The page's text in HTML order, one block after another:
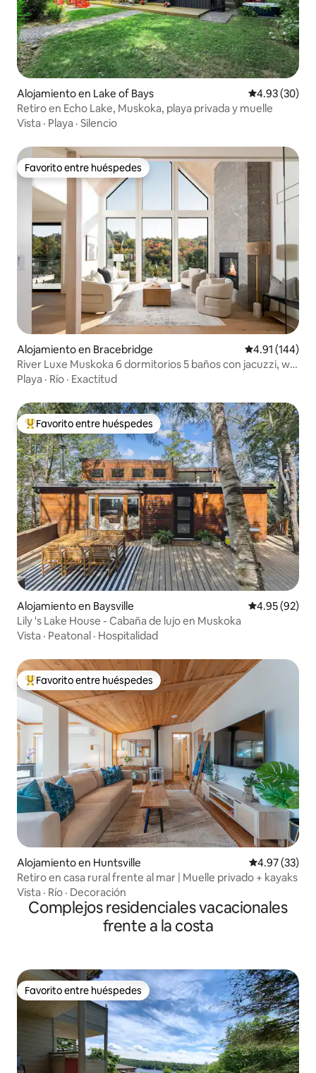
Alojamiento en Lake of Bays Calificación
4.93 (30)
Retiro en Echo Lake, Muskoka, playa privada y muelle
Vista · Playa · Silencio
Favorito entre huéspedes
Favorito entre huéspedes
Alojamiento en Bracebridge Calificación
4.91 (144)
River Luxe Muskoka 6 dormitorios 5 baños con jacuzzi, wifi
200mb+
Playa · Río · Exactitud
Favorito entre huéspedes preferido
Favorito entre huéspedes
Alojamiento en Baysville Calificación
4.95 (92)
Lily 's Lake House - Cabaña de lujo en Muskoka
Vista · Peatonal · Hospitalidad
Favorito entre huéspedes preferido
Favorito entre huéspedes
Alojamiento en Huntsville Calificación
4.97 (33)
Retiro en casa rural frente al mar | Muelle privado + kayaks
Vista · Río · Decoración
Complejos residenciales vacacionales
frente a la costa
Favorito entre huéspedes
Favorito entre huéspedes